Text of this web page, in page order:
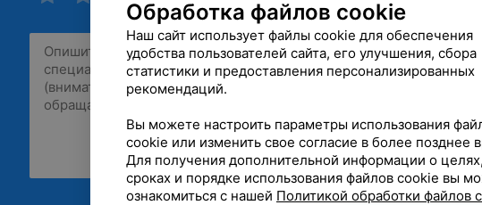
Рекомендую
Обработка файлов cookie
Наш сайт использует файлы cookie для обеспечения
удобства пользователей сайта, его улучшения, сбора
статистики и предоставления персонализированных
рекомендаций.
Вы можете настроить параметры использования
cookie или изменить свое согласие в более позднее
Для получения дополнительной информации о целях,
сроках и порядке использования файлов cookie вы
ознакомиться с нашей Политикой обработки файлов